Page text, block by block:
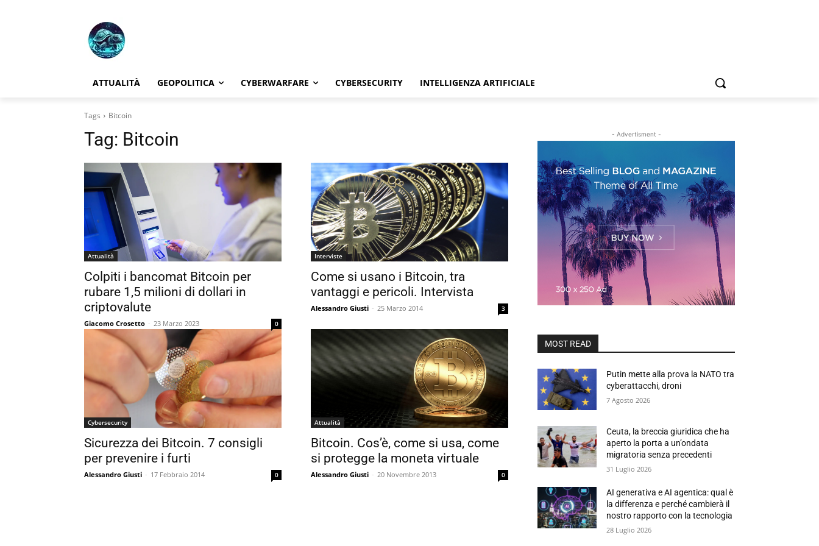
ATTUALITÀ GEOPOLITICA CYBERWARFARE CYBERSECURITY INTELLIGENZA ARTIFICIALE
Tags Bitcoin
Tag: Bitcoin
Attualità
Colpiti i bancomat Bitcoin per
rubare 1,5 milioni di dollari in
criptovalute
Giacomo Crosetto - 23 Marzo 2023 0
Interviste
Come si usano i Bitcoin, tra
vantaggi e pericoli. Intervista
Alessandro Giusti - 25 Marzo 2014 3
Cybersecurity
Sicurezza dei Bitcoin. 7 consigli
per prevenire i furti
Alessandro Giusti - 17 Febbraio 2014 0
Attualità
Bitcoin. Cos’è, come si usa, come
si protegge la moneta virtuale
Alessandro Giusti - 20 Novembre 2013 0
- Advertisment -
MOST READ
Putin mette alla prova la NATO tra
cyberattacchi, droni
7 Agosto 2026
Ceuta, la breccia giuridica che ha
aperto la porta a un’ondata
migratoria senza precedenti
31 Luglio 2026
AI generativa e AI agentica: qual è
la differenza e perché cambierà il
nostro rapporto con la tecnologia
28 Luglio 2026